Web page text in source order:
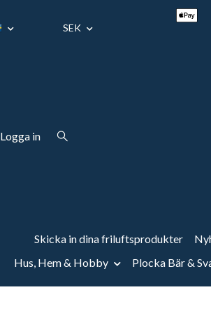
SEK
Logga in
Skicka in dina friluftsprodukter
Hus, Hem & Hobby
Plocka Bär &